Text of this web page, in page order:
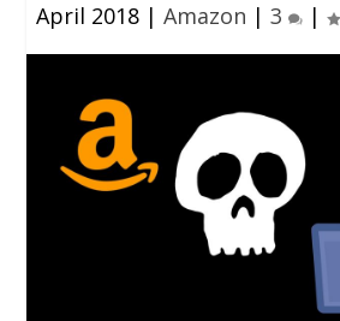
April 2018 | Amazon | 3 |